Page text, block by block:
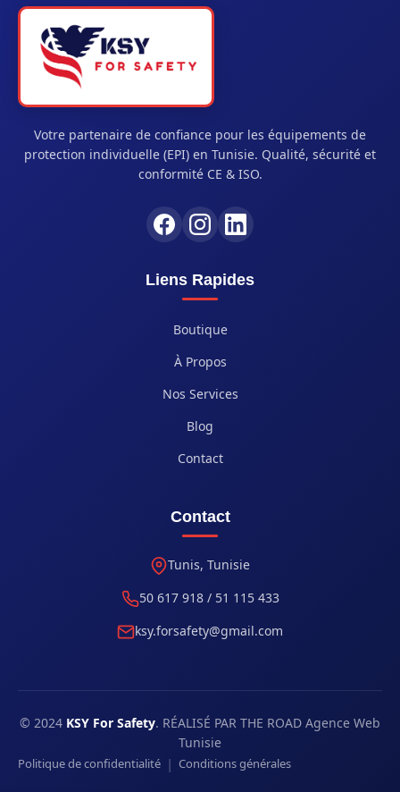
Votre partenaire de confiance pour les équipements de
protection individuelle (EPI) en Tunisie. Qualité, sécurité et
conformité CE & ISO.
Liens Rapides
Boutique
À Propos
Nos Services
Blog
Contact
Contact
Tunis, Tunisie
50 617 918 / 51 115 433
ksy.forsafety@gmail.com
© 2024 KSY For Safety. RÉALISÉ PAR THE ROAD Agence Web
Tunisie
Politique de confidentialité | Conditions générales